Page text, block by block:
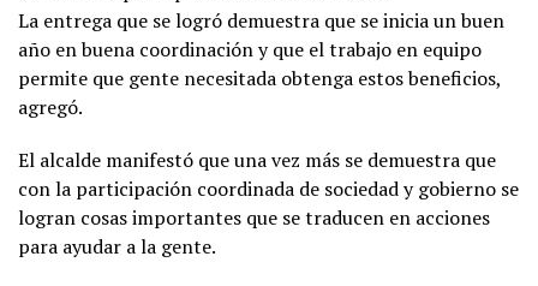
La entrega que se logró demuestra que se inicia un buen
año en buena coordinación y que el trabajo en equipo
permite que gente necesitada obtenga estos beneficios,
agregó.
El alcalde manifestó que una vez más se demuestra que
con la participación coordinada de sociedad y gobierno se
logran cosas importantes que se traducen en acciones
para ayudar a la gente.